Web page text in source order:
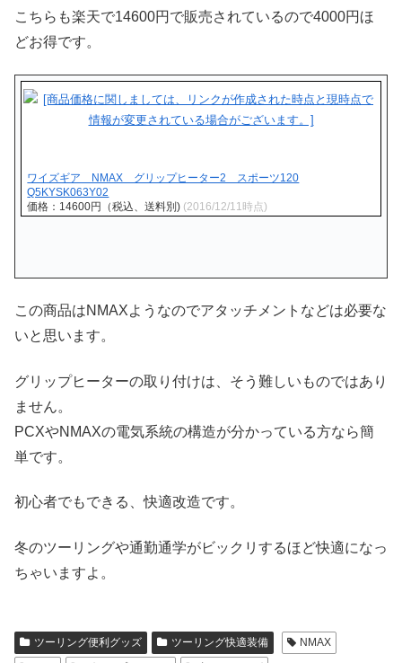
こちらも楽天で14600円で販売されているので4000円ほ
どお得です。
ワイズギア NMAX グリップヒーター2 スポーツ120
Q5KYSK063Y02
価格：14600円（税込、送料別) (2016/12/11時点)
この商品はNMAXようなのでアタッチメントなどは必要な
いと思います。
グリップヒーターの取り付けは、そう難しいものではあり
ません。
PCXやNMAXの電気系統の構造が分かっている方なら簡
単です。
初心者でもできる、快適改造です。
冬のツーリングや通勤通学がビックリするほど快適になっ
ちゃいますよ。
ツーリング便利グッズ ツーリング快適装備
NMAX